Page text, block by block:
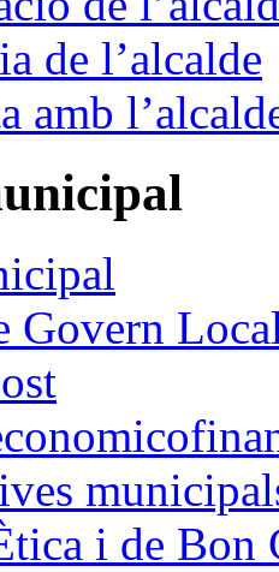
de l’alcalde
amb
Govern
i de Bon